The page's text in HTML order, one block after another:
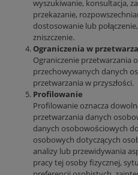
wyszukiwanie, konsultacja,
przekazanie,
dostosowanie lub
zniszczenie.
Ograniczenia w
Ograniczenie przetwarzania
przechowywanych danych
przetwarzania w przyszłości.
Profilowanie
Profilowanie oznacza
przetwarzania danych
danych osobowościowych
osobowych dotyczących
analizy lub przewidywania
pracy tej osoby fizycznej,